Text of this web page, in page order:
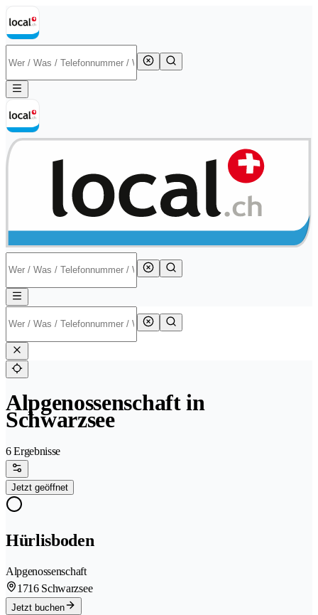
Alpgenossenschaft in
Schwarzsee
6 Ergebnisse
Jetzt geöffnet
Hürlisboden
Alpgenossenschaft
1716 Schwarzsee
Jetzt buchen